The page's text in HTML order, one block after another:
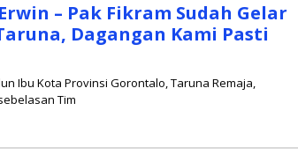
– Pak Fikram Sudah Gelar
Dagangan Kami Pasti
Ibu Kota Provinsi Gorontalo, Taruna Remaja,
Tim